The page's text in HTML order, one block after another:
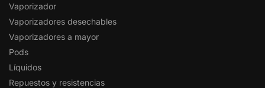
Vaporizador
Vaporizadores desechables
Vaporizadores a mayor
Pods
Líquidos
Repuestos y resistencias